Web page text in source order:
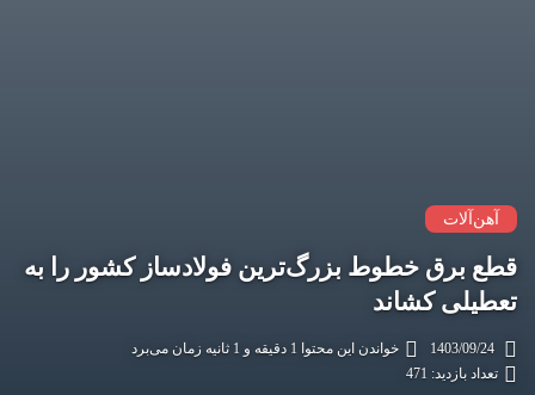
آهن‌آلات
قطع برق خطوط بزرگ‌ترین فولادساز کشور را به
تعطیلی کشاند
خواندن این محتوا 1 دقیقه و 1 ثانیه زمان می‌برد
تعداد بازدید: 471